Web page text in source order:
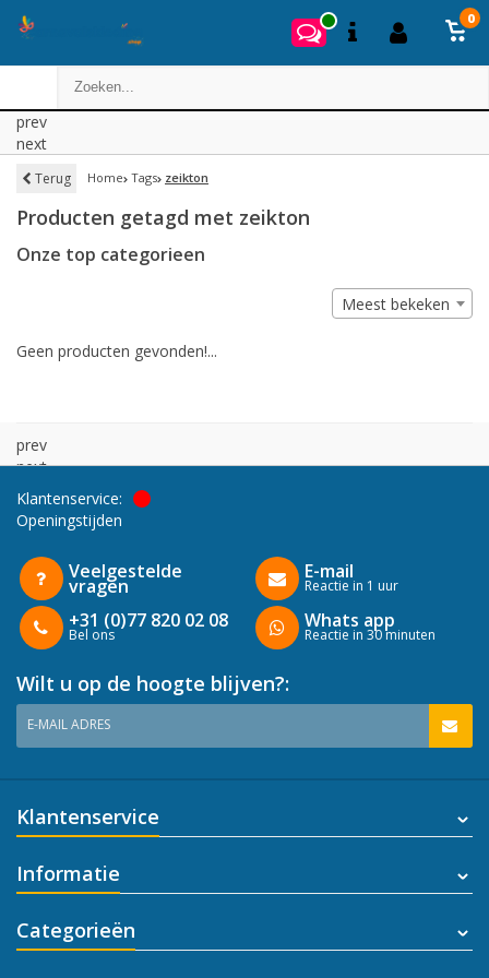
0
prev
next
Terug Home Tags zeikton
Producten getagd met zeikton
Onze top categorieen
Meest bekeken
Geen producten gevonden!...
prev
next
Klantenservice:
Openingstijden
Veelgestelde
vragen
+31 (0)77 820 02 08
Bel ons
E-mail
Reactie in 1 uur
Whats app
Reactie in 30 minuten
Wilt u op de hoogte blijven?:
E-MAIL ADRES
Klantenservice
Informatie
Categorieën